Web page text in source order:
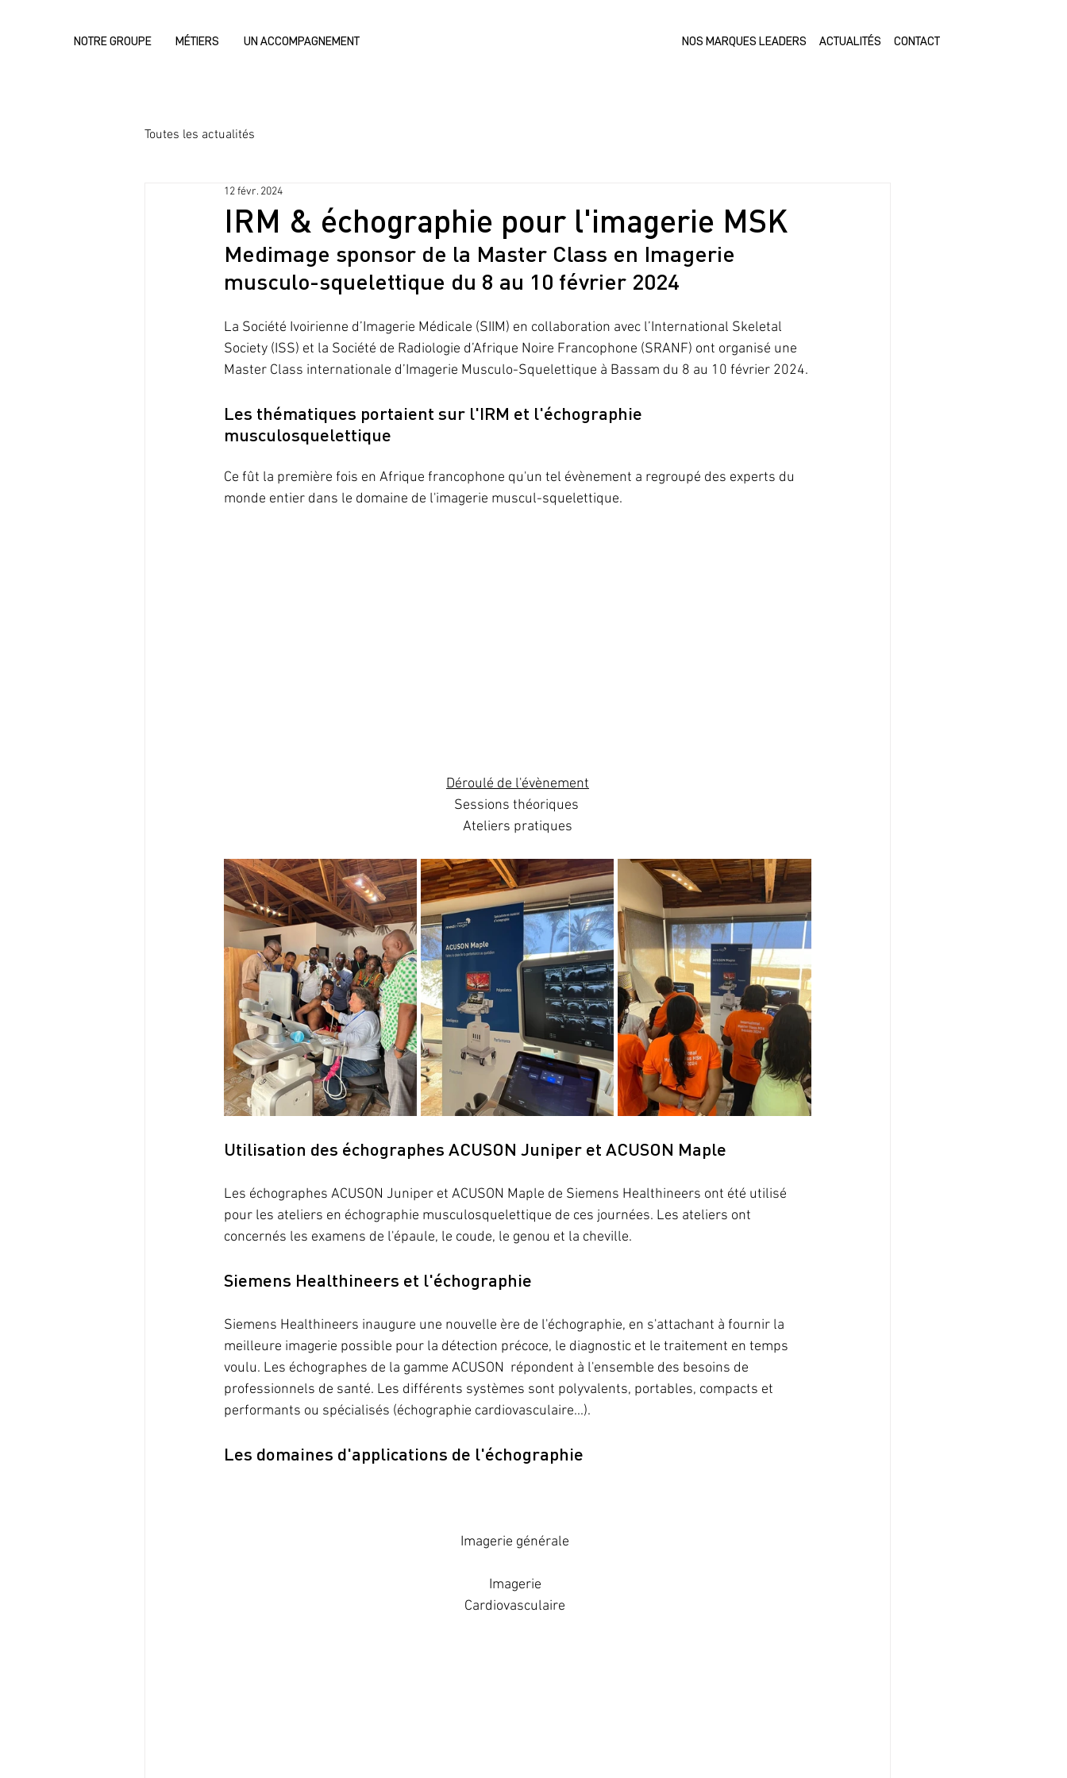
NOTRE GROUPE MÉTIERS UN ACCOMPAGNEMENT NOS MARQUES LEADERS ACTUALITÉS CONTACT
Toutes les actualités
IRM & échographie pour l'imagerie MSK
12 févr. 2024
Medimage sponsor de la Master Class en Imagerie
musculo-squelettique du 8 au 10 février 2024
La Société Ivoirienne d’Imagerie Médicale (SIIM) en collaboration avec l’International Skeletal
Society (ISS) et la Société de Radiologie d’Afrique Noire Francophone (SRANF) ont organisé une
Master Class internationale d’Imagerie Musculo-Squelettique à Bassam du 8 au 10 février 2024.
Les thématiques portaient sur l'IRM et l'échographie
musculosquelettique
Ce fût la première fois en Afrique francophone qu'un tel évènement a regroupé des experts du
monde entier dans le domaine de l'imagerie muscul-squelettique.
Déroulé de l'évènement
Sessions théoriques
Ateliers pratiques
Utilisation des échographes ACUSON Juniper et ACUSON Maple
Les échographes ACUSON Juniper et ACUSON Maple de Siemens Healthineers ont été utilisé
pour les ateliers en échographie musculosquelettique de ces journées. Les ateliers ont
concernés les examens de l'épaule, le coude, le genou et la cheville.
Siemens Healthineers et l'échographie
Siemens Healthineers inaugure une nouvelle ère de l'échographie, en s'attachant à fournir la
meilleure imagerie possible pour la détection précoce, le diagnostic et le traitement en temps
voulu. Les échographes de la gamme ACUSON  répondent à l'ensemble des besoins de
professionnels de santé. Les différents systèmes sont polyvalents, portables, compacts et
performants ou spécialisés (échographie cardiovasculaire...).
Les domaines d'applications de l'échographie
Imagerie générale
Imagerie
Cardiovasculaire